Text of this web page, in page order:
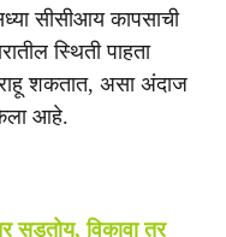
सीसीआय कापसाची
स्थिती पाहता
शकतात, असा अंदाज
आहे.
सडतोय, विकावा तर